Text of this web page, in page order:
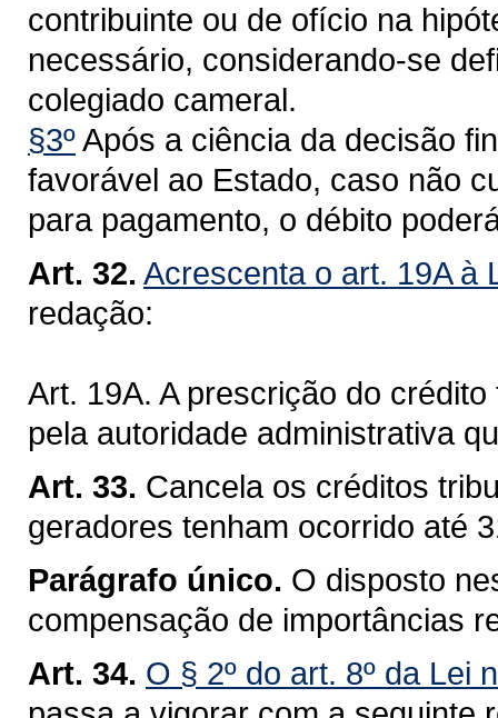
contribuinte ou de ofício na
necessário, considerando-se
colegiado cameral.
§3ºApós a ciência da decisão
favorável ao Estado, caso não
para pagamento, o débito
Art. 32. Acrescenta o art. 19A à
redação:
Art. 19A. A prescrição do
pela autoridade administrativa
Art. 33. Cancela os créditos
geradores tenham ocorrido até
Parágrafo único. O disposto
compensação de importâncias
Art. 34. O § 2º do art. 8º da Lei